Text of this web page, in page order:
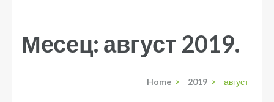
Месец: август 2019.
Home > 2019 > август